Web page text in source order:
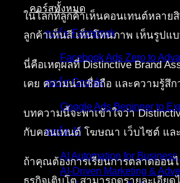
คอร์สทั้งหมด
คอร์ส Facebook
Facebook Ads Zero to
คอร์ส Google
Google Ads Beginner to
คอร์ส AI
AI Automation for
AI-Driven Marketing &
ในโลกที่ลูกค้าเห็นคอนเทนต์หลาย
ลูกค้าเห็นสี เห็นโทนภาพ เห็นรูปแ
นี่คือเหตุผลที่ Distinctive Brand
เคย ความน่าเชื่อถือ และความรู้สึ
บทความนี้จะพาเข้าใจว่า
กับคอนเทนต์ โฆษณา เว็บไซต์ แล
ถ้าคุณต้องการเรียนการตลาดออนไ